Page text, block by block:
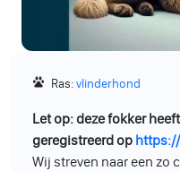
Ras:vlinderhond
Let op: deze fokker
geregistreerd op
Wij streven naar een zo